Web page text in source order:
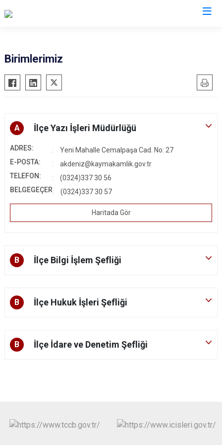
Anamur
Aydıncık
Çamlıyayla
Mut
Mezitli
Yenişehir
Birimlerimiz
A İlçe Yazı İşleri Müdürlüğü
ADRES:
Yeni Mahalle Cemalpaşa Cad. No: 27
E-POSTA:
akdeniz@kaymakamlik.gov.tr
TELEFON:
(0324)337 30 56
BELGEGEÇER
(0324)337 30 57
Haritada Gör
B İlçe Bilgi İşlem Şefliği
B İlçe Hukuk İşleri Şefliği
B İlçe İdare ve Denetim Şefliği